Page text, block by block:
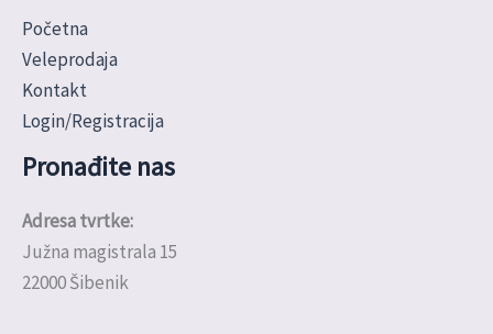
Početna
Veleprodaja
Kontakt
Login/Registracija
Pronađite nas
Adresa tvrtke:
Južna magistrala 15
22000 Šibenik